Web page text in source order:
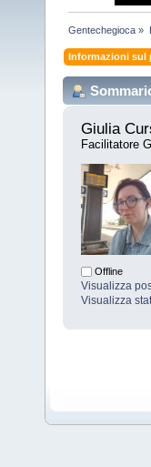
Gentechegioca »
Informazioni sul
Giulia
Facilitatore
Offline
Visualizza
Visualizza